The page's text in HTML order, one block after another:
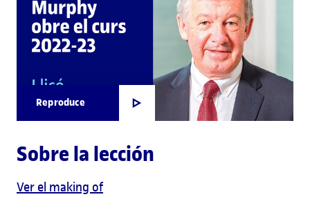
Reproduce
Sobre la lección
Ver el making of